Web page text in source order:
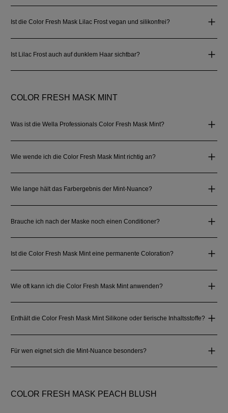
Ist die Color Fresh Mask Lilac Frost vegan und silikonfrei?
Ist Lilac Frost auch auf dunklem Haar sichtbar?
COLOR FRESH MASK MINT
Was ist die Wella Professionals Color Fresh Mask Mint?
Wie wende ich die Color Fresh Mask Mint richtig an?
Wie lange hält das Farbergebnis der Mint‑Nuance?
Brauche ich nach der Maske noch einen Conditioner?
Ist die Color Fresh Mask Mint eine permanente Coloration?
Wie oft kann ich die Color Fresh Mask Mint anwenden?
Enthält die Color Fresh Mask Mint Silikone oder tierische Inhaltsstoffe?
Für wen eignet sich die Mint‑Nuance besonders?
COLOR FRESH MASK PEACH BLUSH